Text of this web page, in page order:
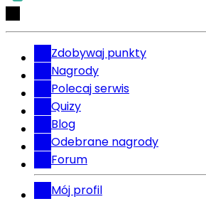
Zdobywaj punkty
Nagrody
Polecaj serwis
Quizy
Blog
Odebrane nagrody
Forum
Mój profil